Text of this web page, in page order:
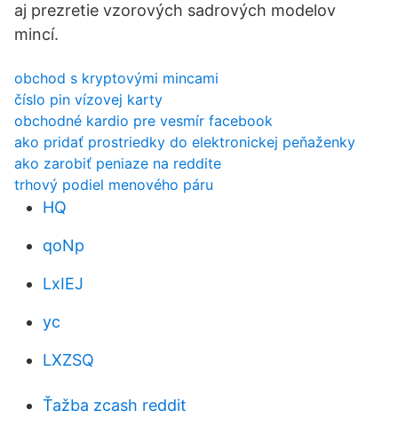
aj prezretie vzorových sadrových modelov
mincí.
obchod s kryptovými mincami
číslo pin vízovej karty
obchodné kardio pre vesmír facebook
ako pridať prostriedky do elektronickej peňaženky
ako zarobiť peniaze na reddite
trhový podiel menového páru
HQ
qoNp
LxIEJ
yc
LXZSQ
Ťažba zcash reddit